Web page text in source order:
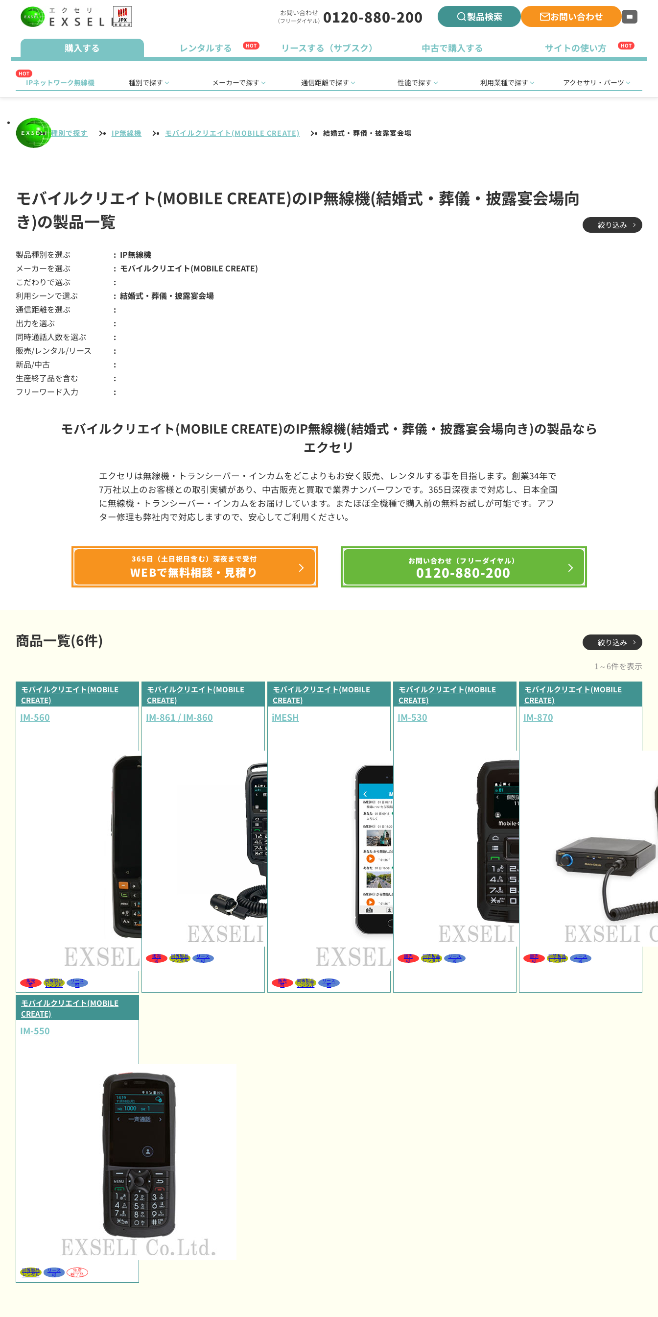
お問い合わせ
（フリーダイヤル） 0120-880-200 製品検索 お問い合わせ
購入する レンタルする HOT リースする（サブスク） 中古で購入する サイトの使い方 HOT
HOT
IPネットワーク無線機 種別で探す メーカーで探す 通信距離で探す 性能で探す 利用業種で探す アクセサリ・パーツ
種別で探す IP無線機 モバイルクリエイト(MOBILE CREATE) 結婚式・葬儀・披露宴会場
モバイルクリエイト(MOBILE CREATE)のIP無線機(結婚式・葬儀・披露宴会場向
き)の製品一覧
絞り込み
製品種別を選ぶ
IP無線機
メーカーを選ぶ
モバイルクリエイト(MOBILE CREATE)
こだわりで選ぶ
利用シーンで選ぶ
結婚式・葬儀・披露宴会場
通信距離を選ぶ
出力を選ぶ
同時通話人数を選ぶ
販売/レンタル/リース
新品/中古
生産終了品を含む
フリーワード入力
モバイルクリエイト(MOBILE CREATE)のIP無線機(結婚式・葬儀・披露宴会場向き)の製品なら
エクセリ
エクセリは無線機・トランシーバー・インカムをどこよりもお安く販売、レンタルする事を目指します。創業34年で
7万社以上のお客様との取引実績があり、中古販売と買取で業界ナンバーワンです。365日深夜まで対応し、日本全国
に無線機・トランシーバー・インカムをお届けしています。またほぼ全機種で購入前の無料お試しが可能です。アフ
ター修理も弊社内で対応しますので、安心してご利用ください。
365日（土日祝日含む）深夜まで受付
WEBで無料相談・見積り
お問い合わせ（フリーダイヤル）
0120-880-200
商品一覧(6件) 絞り込み
1～6件を表示
モバイルクリエイト(MOBILE
CREATE)
IM-560
販売
可
同等製品
レンタル
リース
可
モバイルクリエイト(MOBILE
CREATE)
IM-861 / IM-860
販売
可
同等製品
レンタル
リース
可
モバイルクリエイト(MOBILE
CREATE)
iMESH
販売
可
同等製品
レンタル
リース
可
モバイルクリエイト(MOBILE
CREATE)
IM-530
販売
可
同等製品
レンタル
リース
可
モバイルクリエイト(MOBILE
CREATE)
IM-870
販売
可
同等製品
レンタル
リース
可
モバイルクリエイト(MOBILE
CREATE)
IM-550
同等製品
レンタル
リース
可
生産
終了品